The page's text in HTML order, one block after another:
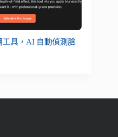
工具，AI 自動偵測臉